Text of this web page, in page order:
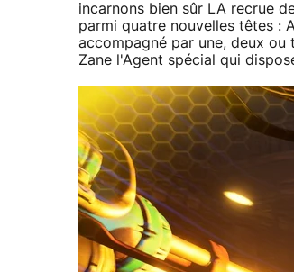
incarnons bien sûr LA recrue
parmi quatre nouvelles têtes :
accompagné par une, deux ou
Zane l'Agent spécial qui